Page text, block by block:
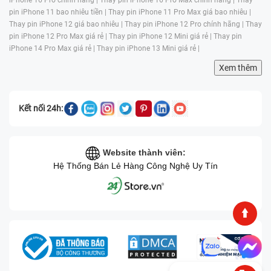
vực sửa chữa di động lẫn máy tính tại địa bàn thành phố được hơn
15 năm. Trung tâm rất vinh dự khi từng được nhận giải thưởng
Thương hiệu hàng đầu Việt Nam năm 2016 nhờ sở hữu đội ngũ kỹ
thuật viên dày dặn kinh nghiệm, nhiệt tình và hệ thống máy móc hiện
đại.
Trung bình có khoảng hơn 4000 khách hàng mỗi tháng lựa chọn nơi
việc tìm đến trung tâm nếu muốn "cứu rỗi" màn hình điện thoại của
pin iPhone 11 bao nhiêu tiền | Thay pin iPhone 11 Pro Max giá bao nhiêu |
Thay pin iPhone 12 giá bao nhiêu | Thay pin iPhone 12 Pro chính hãng | Thay
pin iPhone 12 Pro Max giá rẻ | Thay pin iPhone 12 Mini giá rẻ | Thay pin
iPhone 14 Pro Max giá rẻ | Thay pin iPhone 13 Mini giá rẻ |
Xem thêm
Kết nối 24h:
Website thành viên:
Hệ Thống Bán Lẻ Hàng Công Nghệ Uy Tín